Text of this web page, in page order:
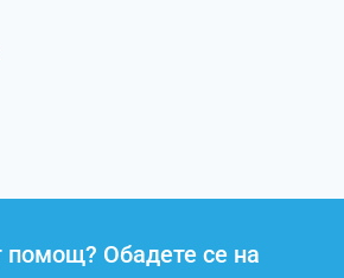
Обадете се на